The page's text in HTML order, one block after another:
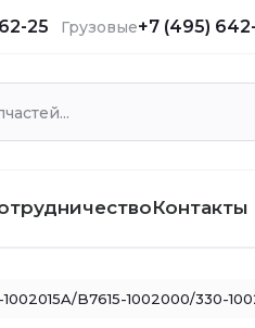
25 Грузовые+7 (495)
Контакты
B7615-1002000/330-